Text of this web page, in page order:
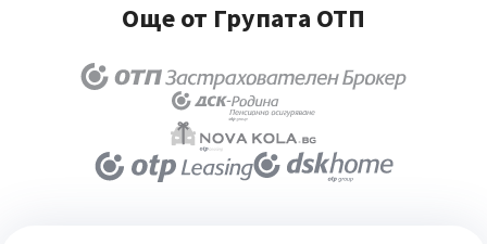
Още от Групата ОТП